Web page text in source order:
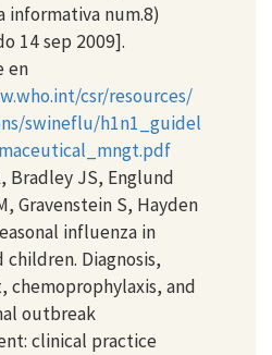
informativa num.8)
14 sep 2009].
en
csr/resources/
swineflu/h1n1_guidel
Bradley JS, Englund
Gravenstein S, Hayden
influenza in
children. Diagnosis,
chemoprophylaxis, and
outbreak
clinical practice